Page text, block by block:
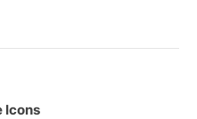
Icons